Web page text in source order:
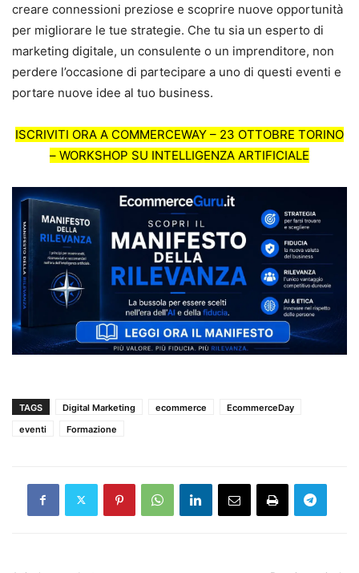
creare connessioni preziose e scoprire nuove opportunità
per migliorare le tue strategie. Che tu sia un esperto di
marketing digitale, un consulente o un imprenditore, non
perdere l’occasione di partecipare a uno di questi eventi e
portare nuove idee al tuo business.
ISCRIVITI ORA A COMMERCEWAY – 23 OTTOBRE TORINO
– WORKSHOP SU INTELLIGENZA ARTIFICIALE
TAGS Digital Marketing ecommerce
EcommerceDay
eventi
Formazione